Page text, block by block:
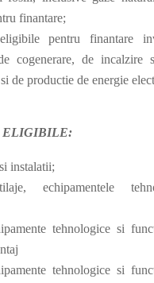
finantare;
pentru finantare
cogenerare, de incalzire
de productie de energie
instalatii;
echipamentele
tehnologice si
tehnologice si